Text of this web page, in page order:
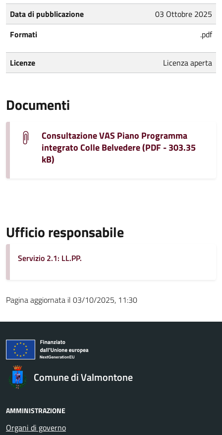
Data di pubblicazione
03 Ottobre 2025
Formati
.pdf
Licenze Licenza aperta
Documenti
Consultazione VAS Piano Programma
integrato Colle Belvedere (PDF - 303.35
kB)
Ufficio responsabile
Servizio 2.1: LL.PP.
Pagina aggiornata il 03/10/2025, 11:30
Comune di Valmontone
AMMINISTRAZIONE
Organi di governo